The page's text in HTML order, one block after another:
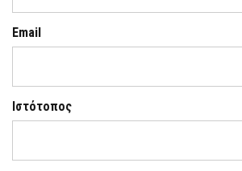
Email
Ιστότοπος